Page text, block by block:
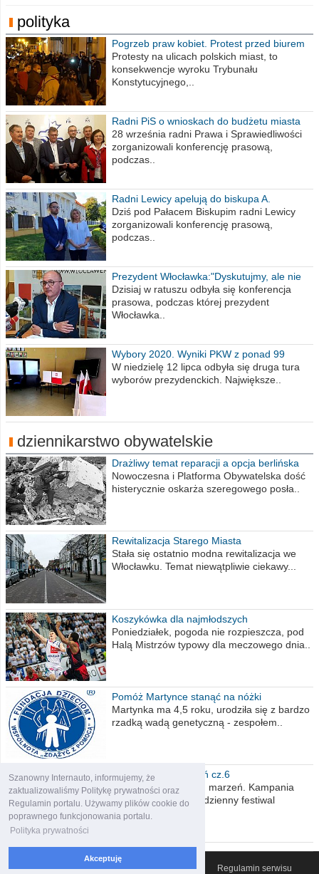
Szanowny Internauto, informujemy, że
zaktualizowaliśmy Politykę prywatności oraz
Regulamin portalu. Używamy plików cookie do
poprawnego funkcjonowania portalu.
Polityka prywatności
Akceptuję
polityka
Pogrzeb praw kobiet. Protest przed biurem
poselskim PiS
Protesty na ulicach polskich miast, to
konsekwencje wyroku Trybunału
Konstytucyjnego,..
Radni PiS o wnioskach do budżetu miasta
na 2021 rok
28 września radni Prawa i Sprawiedliwości
zorganizowali konferencję prasową,
podczas..
Radni Lewicy apelują do biskupa A.
Wiesława Meringa
Dziś pod Pałacem Biskupim radni Lewicy
zorganizowali konferencję prasową,
podczas..
Prezydent Włocławka:"Dyskutujmy, ale nie
obrażajmy się”
Dzisiaj w ratuszu odbyła się konferencja
prasowa, podczas której prezydent
Włocławka..
Wybory 2020. Wyniki PKW z ponad 99
procent obwodów
W niedzielę 12 lipca odbyła się druga tura
wyborów prezydenckich. Największe..
dziennikarstwo obywatelskie
Drażliwy temat reparacji a opcja berlińska
Nowoczesna i Platforma Obywatelska dość
histerycznie oskarża szeregowego posła..
Rewitalizacja Starego Miasta
Stała się ostatnio modna rewitalizacja we
Włocławku. Temat niewątpliwie ciekawy...
Koszykówka dla najmłodszych
Poniedziałek, pogoda nie rozpieszcza, pod
Halą Mistrzów typowy dla meczowego dnia..
Pomóż Martynce stanąć na nóżki
Martynka ma 4,5 roku, urodziła się z bardzo
rzadką wadą genetyczną - zespołem..
Polska moich marzeń cz.6
Nadszedł kres moich marzeń. Kampania
wyborcza czyli niecodzienny festiwal
obietnic,..
© 2007-2026 Włocławski Portal informacyjny Regulamin serwisu